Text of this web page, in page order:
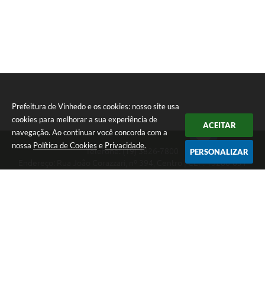
Prefeitura de Vinhedo e os cookies: nosso site usa
cookies para melhorar a sua experiência de
navegação. Ao continuar você concorda com a
nossa Política de Cookies e Privacidade.
ACEITAR
PERSONALIZAR
Telefone: (19) 3826-7800
Endereço: Rua João Corazzari, nº 394, Centro | CEP: 13280-091